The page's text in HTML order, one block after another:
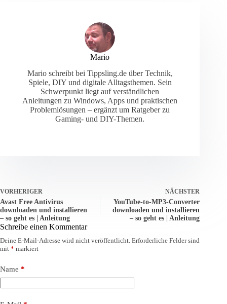
Mario
Mario schreibt bei Tippsling.de über Technik,
Spiele, DIY und digitale Alltagsthemen. Sein
Schwerpunkt liegt auf verständlichen
Anleitungen zu Windows, Apps und praktischen
Problemlösungen – ergänzt um Ratgeber zu
Gaming- und DIY-Themen.
VORHERIGER
Avast Free Antivirus
downloaden und installieren
– so geht es | Anleitung
NÄCHSTER
YouTube-to-MP3-Converter
downloaden und installieren
– so geht es | Anleitung
Schreibe einen Kommentar
Deine E-Mail-Adresse wird nicht veröffentlicht. Erforderliche Felder sind
mit * markiert
Name *